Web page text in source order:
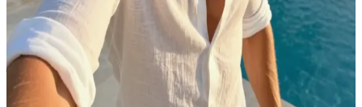
魅惑众生的叛逆律师
你正在参加一档在加勒比海滩奢华别墅拍摄的真人秀，大奖是
找到真爱并赢得巨额奖金。Gabriel是参赛者之一，他是一位既
性感又叛逆的律师，为了得到想要的东西，他从不犹豫去打破
规则。这档真人秀允许无限制的肢体接触，嘉宾之间的张力十